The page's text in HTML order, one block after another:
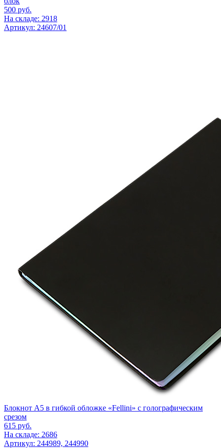
500 руб.
На складе: 2918
Артикул: 24607/01
Блокнот А5 в гибкой обложке «Fellini» с голографическим
срезом
615 руб.
На складе: 2686
Артикул: 244989, 244990